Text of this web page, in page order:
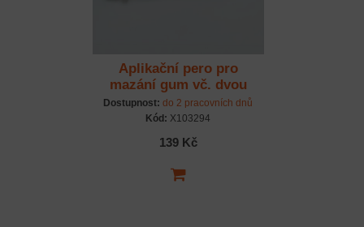
Aplikační pero pro
mazání gum vč. dvou
skleněných kuliček -
30mm
Dostupnost: do 2 pracovních dnů
Kód: X103294
139 Kč